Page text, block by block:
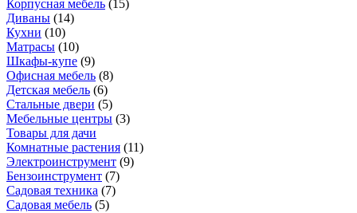
Корпусная мебель (15)
Диваны (14)
Кухни (10)
Матрасы (10)
Шкафы-купе (9)
Офисная мебель (8)
Детская мебель (6)
Стальные двери (5)
Мебельные центры (3)
Товары для дачи
Комнатные растения (11)
Электроинструмент (9)
Бензоинструмент (7)
Садовая техника (7)
Садовая мебель (5)